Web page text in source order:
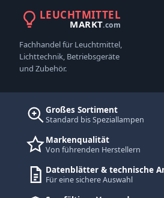
LEUCHTMITTEL
MARKT.com
Fachhandel für Leuchtmittel,
Lichttechnik, Betriebsgeräte
und Zubehör.
Großes Sortiment
Standard bis Speziallampen
Markenqualität
Von führenden Herstellern
Datenblätter & technische
Für eine sichere Auswahl